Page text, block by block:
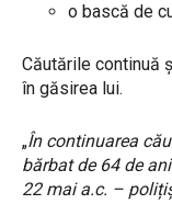
o bască de
Căutările continuă
în găsirea lui.
„În continuarea
bărbat de 64 de
22 mai a.c. –